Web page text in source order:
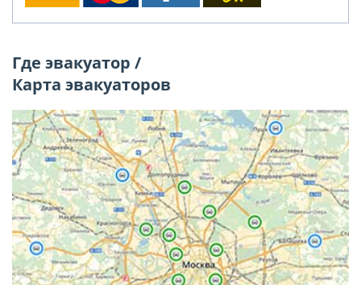
Где эвакуатор /
Карта эвакуаторов